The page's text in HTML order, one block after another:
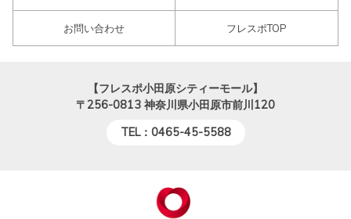
お問い合わせ フレスポTOP
【フレスポ小田原シティーモール】
〒256-0813 神奈川県小田原市前川120
TEL：0465-45-5588